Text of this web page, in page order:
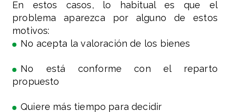
En estos casos, lo habitual es que el
problema aparezca por alguno de estos
motivos:
No acepta la valoración de los bienes
No está conforme con el reparto
propuesto
Quiere más tiempo para decidir